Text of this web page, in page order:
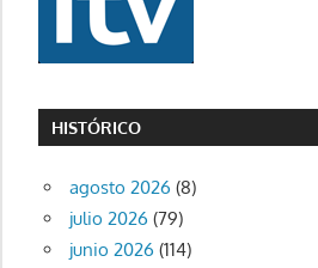
HISTÓRICO
agosto 2026 (8)
julio 2026 (79)
junio 2026 (114)